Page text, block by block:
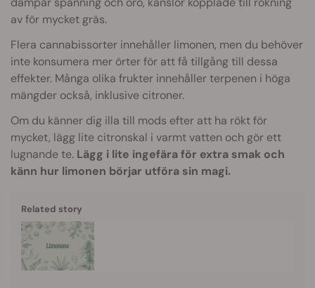
av för mycket gräs.
Flera cannabissorter innehåller limonen, men du behöver
inte konsumera mer örter för att få tillgång till dessa
effekter. Många olika frukter innehåller terpenen i höga
mängder också, inklusive citroner.
Om du känner dig illa till mods efter att ha rökt för
mycket, lägg lite citronskal i varmt vatten och gör ett
lugnande te. Lägg i lite ingefära för extra smak och
känn hur limonen börjar utföra sin magi.
Related story